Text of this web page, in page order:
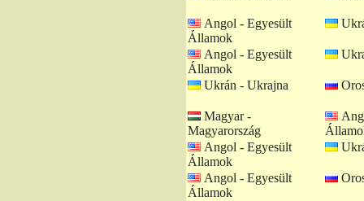
Angol - Egyesült
Államok
Angol - Egyesült
Államok
Ukrán - Ukrajna
Magyar -
Magyarország
Angol - Egyesült
Államok
Angol - Egyesült
Államok